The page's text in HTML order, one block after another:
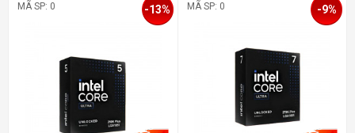
MÃ SP: 0 -13% MÃ SP: 0 -9%